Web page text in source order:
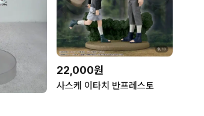
22,000원
사스케 이타치 반프레스토